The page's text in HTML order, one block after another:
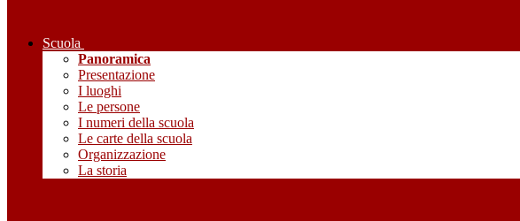
Scuola
Panoramica
Presentazione
I luoghi
Le persone
I numeri della scuola
Le carte della scuola
Organizzazione
La storia